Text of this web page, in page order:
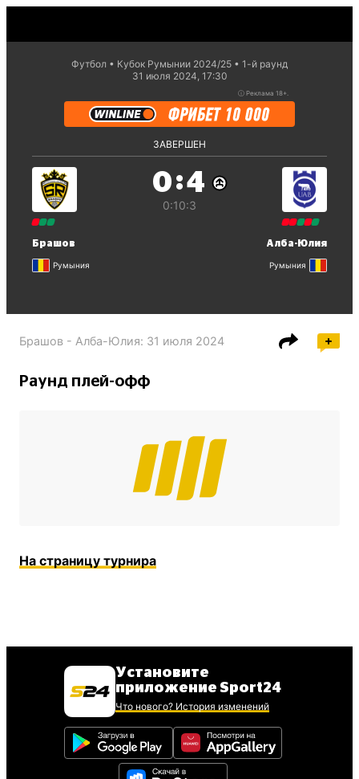
Футбол Кубок Румынии 2024/25
1-й раунд
31 июля 2024, 17:30
ⓘ Реклама 18+.
ЗАВЕРШЕН
Брашов
Румыния
0:4
0:10:3
Алба-Юлия
Румыния
Брашов - Алба-Юлия: 31 июля 2024
Раунд плей-офф
На страницу турнира
Установите
приложение Sport24
Что нового? История изменений